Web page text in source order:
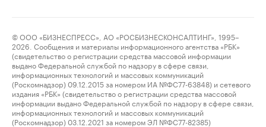
© ООО «БИЗНЕСПРЕСС», АО «РОСБИЗНЕСКОНСАЛТИНГ», 1995–
2026. Сообщения и материалы информационного агентства «РБК»
(свидетельство о регистрации средства массовой информации
выдано Федеральной службой по надзору в сфере связи,
информационных технологий и массовых коммуникаций
(Роскомнадзор) 09.12.2015 за номером ИА №ФС77-63848) и сетевого
издания «РБК» (свидетельство о регистрации средства массовой
информации выдано Федеральной службой по надзору в сфере связи,
информационных технологий и массовых коммуникаций
(Роскомнадзор) 03.12.2021 за номером ЭЛ №ФС77-82385)